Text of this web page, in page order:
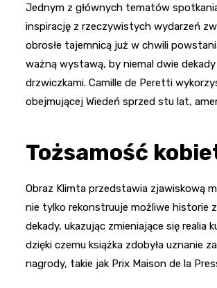
Jednym z głównych tematów
inspirację z rzeczywistych wydarzeń
obrosłe tajemnicą już w chwili
ważną wystawą, by niemal dwie
drzwiczkami. Camille de Peretti
obejmującej Wiedeń sprzed stu lat,
Tożsamość
Obraz Klimta przedstawia zjawiskową
nie tylko rekonstruuje możliwe historie
dekady, ukazując zmieniające się
dzięki czemu książka zdobyła uznanie
nagrody, takie jak Prix Maison de la